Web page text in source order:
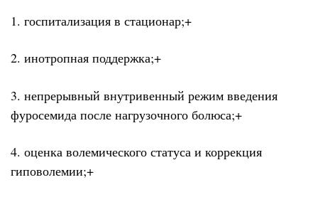
1. госпитализация в стационар;+
2. инотропная поддержка;+
3. непрерывный внутривенный режим введения
фуросемида после нагрузочного болюса;+
4. оценка волемического статуса и коррекция
гиповолемии;+